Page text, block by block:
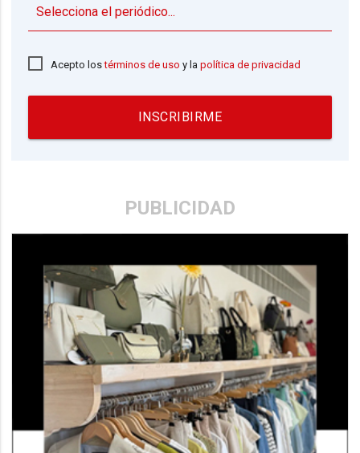
Acepto lostérminos de uso y lapolítica de privacidad
INSCRIBIRME
PUBLICIDAD